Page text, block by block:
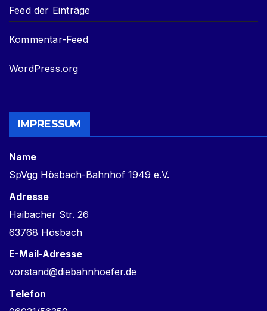
Feed der Einträge
Kommentar-Feed
WordPress.org
IMPRESSUM
Name
SpVgg Hösbach-Bahnhof 1949 e.V.
Adresse
Haibacher Str. 26
63768 Hösbach
E-Mail-Adresse
vorstand@diebahnhoefer.de
Telefon